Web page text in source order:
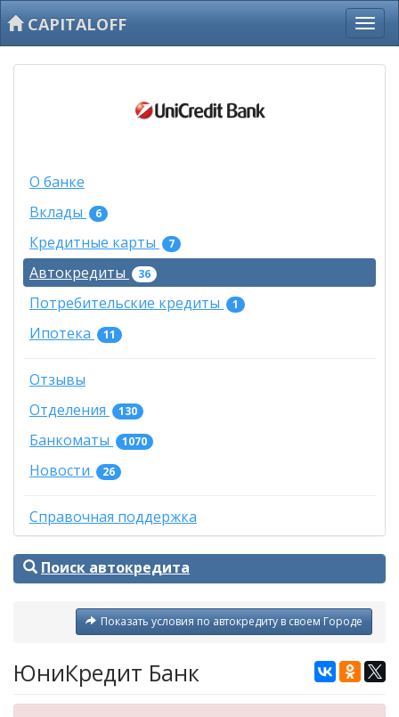
CAPITALOFF
О банке
Вклады
6
Кредитные карты 7
Автокредиты 36
Потребительские кредиты 1
Ипотека 11
Отзывы
Отделения
130
Банкоматы 1070
Новости 26
Справочная поддержка
Поиск автокредита
Показать условия по автокредиту в своем Городе
ЮниКредит Банк